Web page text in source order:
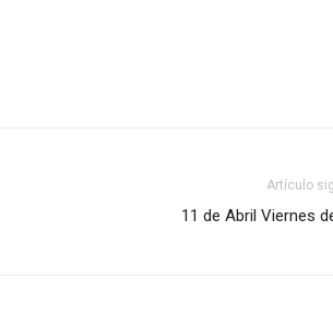
Artículo
11 de Abril Viernes